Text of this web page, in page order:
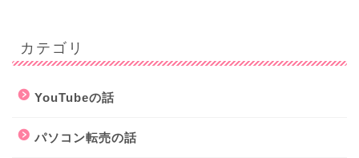
カテゴリ
YouTubeの話
パソコン転売の話